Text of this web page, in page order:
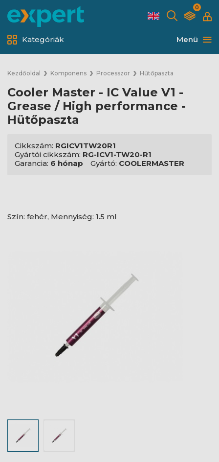
0
Menü
Kategóriák
Kezdőoldal Komponens Processzor Hűtőpaszta
Cooler Master - IC Value V1 -
Grease / High performance -
Hütőpaszta
Cikkszám: RGICV1TW20R1
Gyártói cikkszám: RG-ICV1-TW20-R1
Garancia: 6 hónap Gyártó: COOLERMASTER
Szín: fehér, Mennyiség: 1.5 ml